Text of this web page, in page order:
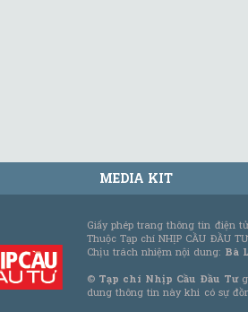
MEDIA KIT
Giấy phép trang thông tin điện
Thuộc Tạp chí NHỊP CẦU ĐẦU
Chịu trách nhiệm nội dung: Bà
© Tạp chí Nhịp Cầu Đầu Tư
dung thông tin này khi có sự